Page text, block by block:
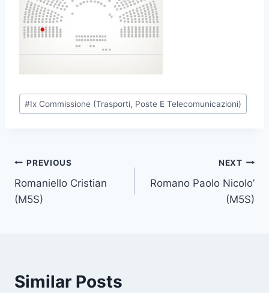
P
o
T
a
g
#Ix Commissione (Trasporti, Poste E Telecomunicazioni)
Post
navigation
PREVIOUS
Romaniello Cristian
(M5S)
NEXT
Romano Paolo Nicolo’
(M5S)
Similar Posts